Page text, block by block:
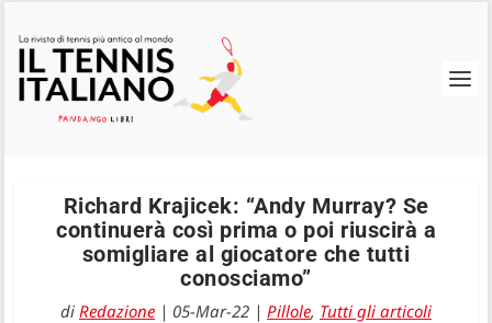
Richard Krajicek: “Andy Murray? Se
continuerà così prima o poi riuscirà a
somigliare al giocatore che tutti
conosciamo”
di Redazione | 05-Mar-22 | Pillole, Tutti gli articoli